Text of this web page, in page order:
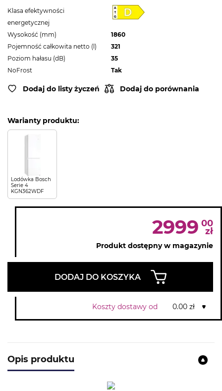
Klasa efektywności
energetycznej
Wysokość (mm)
1860
Pojemność całkowita netto (l)
321
Poziom hałasu (dB)
35
NoFrost
Tak
Dodaj do listy życzeń Dodaj do porównania
Warianty produktu:
Lodówka Bosch
Serie 4
KGN362WDF
2999 00
zł
Produkt dostępny w magazynie
DODAJ DO KOSZYKA
Koszty dostawy od 0.00 zł
Opis produktu